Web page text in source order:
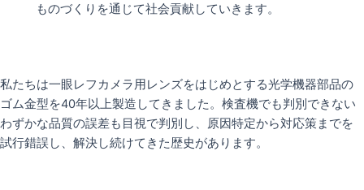
ものづくりを通じて社会貢献していきます。
私たちは一眼レフカメラ用レンズをはじめとする光学機器部品の
ゴム金型を40年以上製造してきました。検査機でも判別できない
わずかな品質の誤差も目視で判別し、原因特定から対応策までを
試行錯誤し、解決し続けてきた歴史があります。